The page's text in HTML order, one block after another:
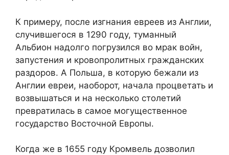
К примеру, после изгнания евреев из Англии,
случившегося в 1290 году, туманный
Альбион надолго погрузился во мрак войн,
запустения и кровопролитных гражданских
раздоров. А Польша, в которую бежали из
Англии евреи, наоборот, начала процветать и
возвышаться и на несколько столетий
превратилась в самое могущественное
государство Восточной Европы.
Когда же в 1655 году Кромвель дозволил